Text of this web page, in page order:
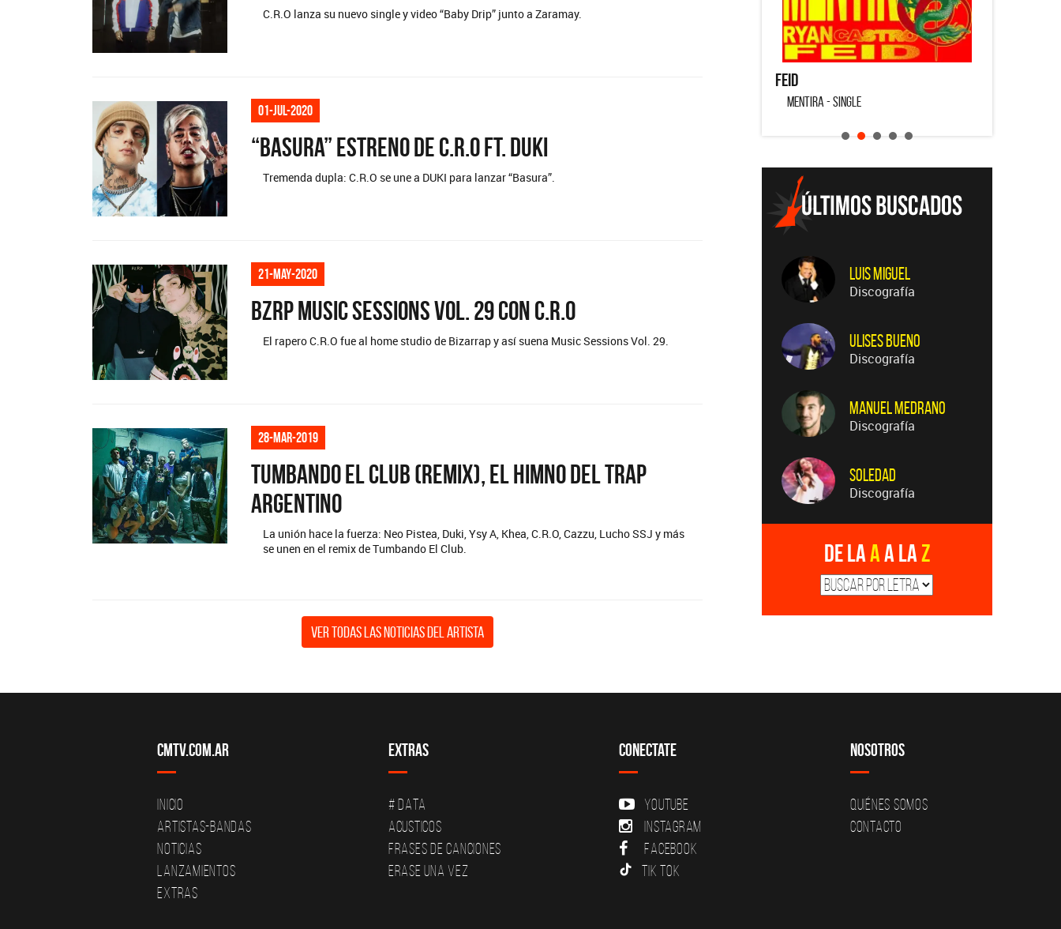
C.R.O lanza su nuevo single y video “Baby Drip” junto a Zaramay.
01-jul-2020
“Basura” estreno de C.R.O ft. DUKI
Tremenda dupla: C.R.O se une a DUKI para lanzar “Basura”.
21-may-2020
BZRP Music Sessions Vol. 29 con C.R.O
El rapero C.R.O fue al home studio de Bizarrap y así suena Music Sessions Vol. 29.
28-mar-2019
Tumbando El Club (Remix), El himno del Trap
Argentino
La unión hace la fuerza: Neo Pistea, Duki, Ysy A, Khea, C.R.O, Cazzu, Lucho SSJ y más
se unen en el remix de Tumbando El Club.
Ver todas las noticias del artista
Feid
MENTIRA - SINGLE
Luis Miguel
Discografía
Ulises Bueno
Discografía
Manuel Medrano
Discografía
Soledad
Discografía
De laAa laZ
CMTV.com.ar
Inicio
Artistas-Bandas
Noticias
Lanzamientos
Extras
Extras
# DATA
Acusticos
Frases de canciones
Erase una vez
Conectate
YouTube
Instagram
Facebook
Tik Tok
Nosotros
Quiénes Somos
Contacto